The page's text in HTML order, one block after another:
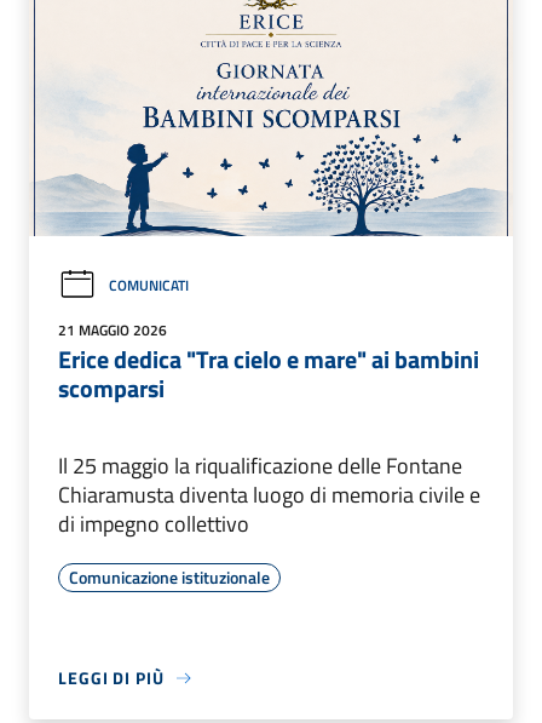
COMUNICATI
21 MAGGIO 2026
Erice dedica "Tra cielo e mare" ai bambini
scomparsi
Il 25 maggio la riqualificazione delle Fontane
Chiaramusta diventa luogo di memoria civile e
di impegno collettivo
Comunicazione istituzionale
LEGGI DI PIÙ